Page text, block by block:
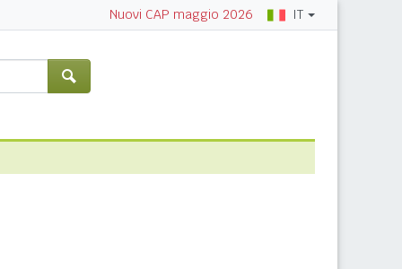
Nuovi CAP maggio 2026 IT